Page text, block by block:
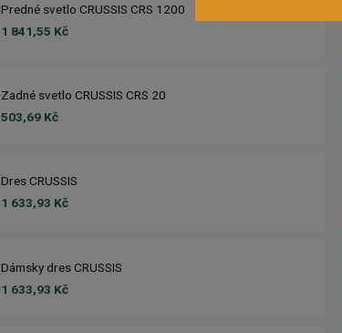
Predné svetlo CRUSSIS CRS 1200
1 841,55 Kč
Zadné svetlo CRUSSIS CRS 20
503,69 Kč
Dres CRUSSIS
1 633,93 Kč
Dámsky dres CRUSSIS
1 633,93 Kč